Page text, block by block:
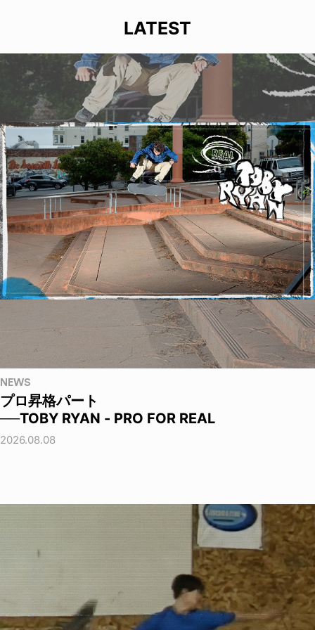
LATEST
NEWS
プロ昇格パート
──TOBY RYAN - PRO FOR REAL
2026.08.08